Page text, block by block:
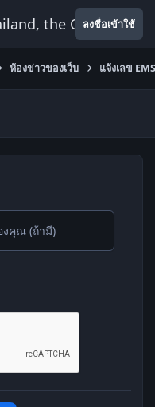
the Onlyลงชื่อเข้าใช้
ห้องข่าวของเว็บ แจ้งเลข
งคุณ (ถ้ามี)